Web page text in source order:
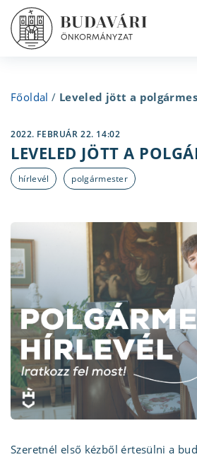
Főoldal / Leveled jött a
2022. FEBRUÁR 22. 14:02
LEVELED JÖTT A
hírlevél polgármester
Szeretnél első kézből értesülni a